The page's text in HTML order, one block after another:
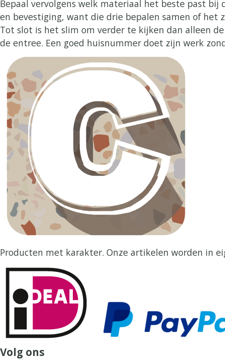
Bepaal vervolgens welk materiaal het beste past
en bevestiging, want die drie bepalen samen of het
Tot slot is het slim om verder te kijken dan alleen
de entree. Een goed huisnummer doet zijn werk
Producten met karakter. Onze artikelen worden in
Volg ons